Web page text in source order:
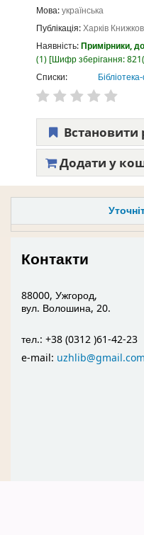
Мова:українська
Публікація:Харків
Наявність:Примірники,
(1) Шифр зберігання:
Списки:
Встановити
Додати у
Контакти
88000, Ужгород,
вул. Волошина, 20.
тел.: +38 (0312 )61-42-23
e-mail: uzhlib@gmail.com